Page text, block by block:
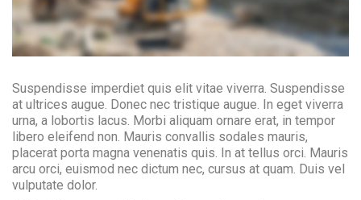
Suspendisse imperdiet quis elit vitae viverra. Suspendisse
at ultrices augue. Donec nec tristique augue. In eget viverra
urna, a lobortis lacus. Morbi aliquam ornare erat, in tempor
libero eleifend non. Mauris convallis sodales mauris,
placerat porta magna venenatis quis. In at tellus orci. Mauris
arcu orci, euismod nec dictum nec, cursus at quam. Duis vel
vulputate dolor.